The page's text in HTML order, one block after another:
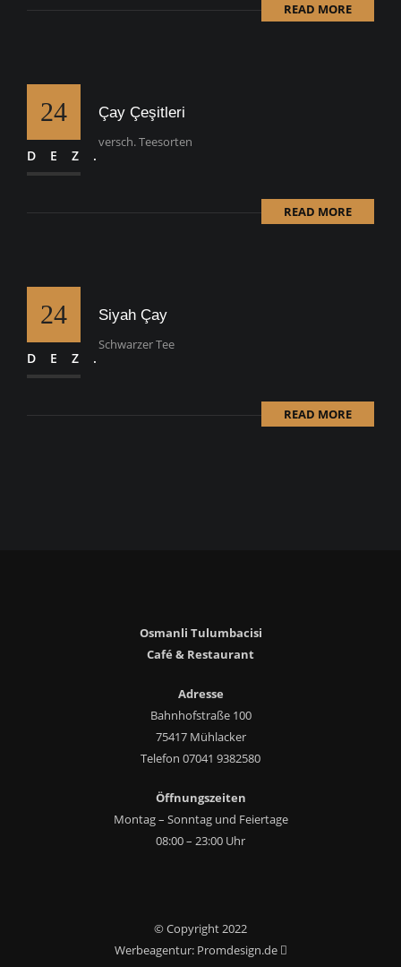
READ MORE
24
DEZ.
Çay Çeşitleri
versch. Teesorten
READ MORE
24
DEZ.
Siyah Çay
Schwarzer Tee
READ MORE
Osmanli Tulumbacisi
Café & Restaurant
Adresse
Bahnhofstraße 100
75417 Mühlacker
Telefon 07041 9382580
Öffnungszeiten
Montag – Sonntag und Feiertage
08:00 – 23:00 Uhr
© Copyright 2022
Werbeagentur: Promdesign.de